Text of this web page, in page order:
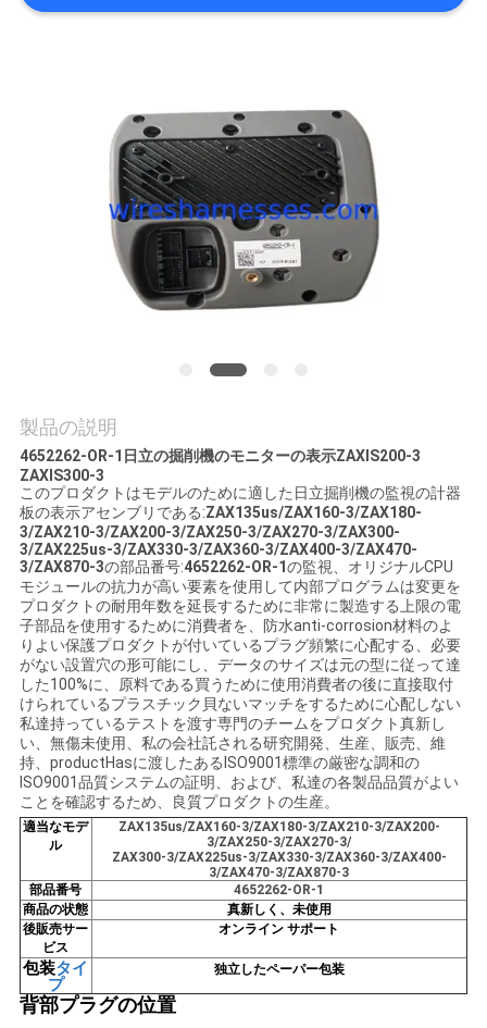
品
し
な
さ
い
BLOG
地
図
PRIVACY
POLICY
製品の説明
4652262-OR-1日立の掘削機のモニターの表示ZAXIS200-3
ZAXIS300-3
このプロダクトはモデルのために適した日立掘削機の監視の計器
板の表示アセンブリである:ZAX135us/ZAX160-3/ZAX180-
3/ZAX210-3/ZAX200-3/ZAX250-3/ZAX270-3/ZAX300-
3/ZAX225us-3/ZAX330-3/ZAX360-3/ZAX400-3/ZAX470-
3/ZAX870-3の部品番号:4652262-OR-1の監視、オリジナルCPU
モジュールの抗力が高い要素を使用して内部プログラムは変更を
プロダクトの耐用年数を延長するために非常に製造する上限の電
子部品を使用するために消費者を、防水anti-corrosion材料のよ
りよい保護プロダクトが付いているプラグ頻繁に心配する、必要
がない設置穴の形可能にし、データのサイズは元の型に従って達
した100%に、原料である買うために使用消費者の後に直接取付
けられているプラスチック貝ないマッチをするために心配しない
私達持っているテストを渡す専門のチームをプロダクト真新し
い、無傷未使用、私の会社託される研究開発、生産、販売、維
持、productHasに渡したある ISO9001標準の厳密な調和の
ISO9001品質システムの証明、および、私達の各製品品質がよい
ことを確認するため、良質プロダクトの生産。
適当なモデ
ル
ZAX135us/ZAX160-3/ZAX180-3/ZAX210-3/ZAX200-
3/ZAX250-3/ZAX270-3/
ZAX300-3/ZAX225us-3/ZAX330-3/ZAX360-3/ZAX400-
3/ZAX470-3/ZAX870-3
部品番号
4652262-OR-1
商品の状態
真新しく、未使用
後販売サー
ビス
オンライン サポート
包装タイ
プ
独立したペーパー包装
背部プラグの位置